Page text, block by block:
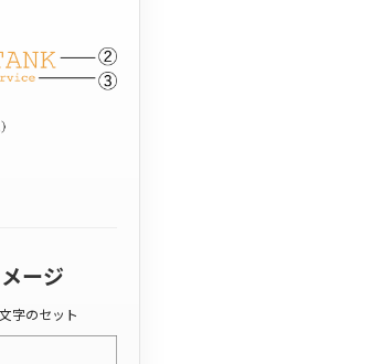
ージ
字のセット